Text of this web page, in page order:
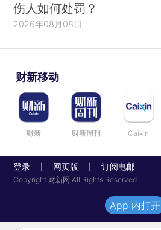
伤人如何处罚？
2026年08月08日
财新移动
财新 财新周刊 Caixin
登录 网页版 订阅电邮
Copyright 财新网 All Rights Reserved
App 内打开